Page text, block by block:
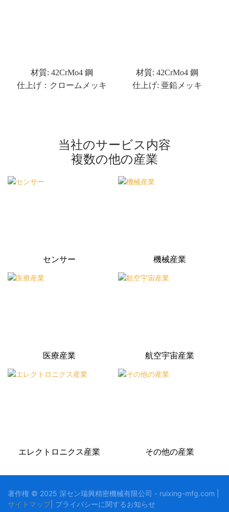
材質: 42CrMo4 鋼
仕上げ：クロームメッキ
材質: 42CrMo4 鋼
仕上げ: 亜鉛メッキ
当社のサービス内容
複数の他の産業
センサー 機械産業
医療産業 航空宇宙産業
エレクトロニクス産業 その他の産業
著作権 © 2025 深セン瑞興精密機械有限公司 - ruixing-mfg.com |
サイトマップ| プライバシーに関するお知らせ